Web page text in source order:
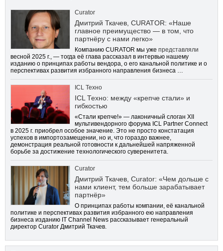
Curator
Дмитрий Ткачев, CURATOR: «Наше
главное преимущество — в том, что
партнёру с нами легко»
Компанию CURATOR мы уже представляли
весной 2025 г., — тогда её глава рассказал в интервью нашему
изданию о принципах работы вендора, о его канальной политике и о
перспективах развития избранного направления бизнеса …
ICL Техно
ICL Техно: между «крепче стали» и
гибкостью
«Стали крепче!» — лаконичный слоган XII
мультивендорного форума ICL Partner Connect
в 2025 г. приобрел особое значение. Это не просто констатация
успехов в импортозамещении, но и, что гораздо важнее,
демонстрация реальной готовности к дальнейшей напряженной
борьбе за достижение технологического суверенитета.
Curator
Дмитрий Ткачев, Curator: «Чем дольше с
нами клиент, тем больше зарабатывает
партнёр»
О принципах работы компании, её канальной
политике и перспективах развития избранного ею направления
бизнеса изданию IT Channel News рассказывает генеральный
директор Curator Дмитрий Ткачев.